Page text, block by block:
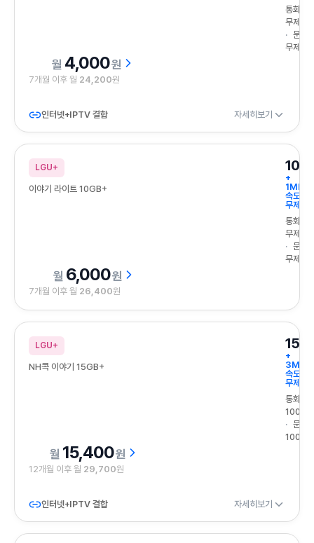
통화
무제한
문자
무제한
4,000원
7개월 이후 월 24,200원
인터넷+IPTV 결합 자세히보기
LGU+
이야기 라이트 10GB+
+
1Mbps
속도
무제한
통화
무제한
문자
무제한
6,000원
7개월 이후 월 26,400원
LGU+
NH콕 이야기 15GB+
+
속도
무제한
통화
100분
문자
100건
15,400원
12개월 이후 월 29,700원
인터넷+IPTV 결합 자세히보기